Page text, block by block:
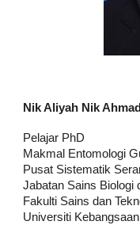
Nik Aliyah Nik Ahmad
Pelajar PhD
Makmal Entomologi
Pusat Sistematik
Jabatan Sains Biologi
Fakulti Sains dan
Universiti